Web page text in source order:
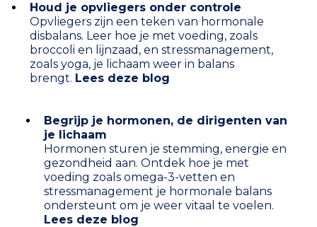
Houd je opvliegers onder controle
Opvliegers zijn een teken van hormonale
disbalans. Leer hoe je met voeding, zoals
broccoli en lijnzaad, en stressmanagement,
zoals yoga, je lichaam weer in balans
brengt. Lees deze blog
Begrijp je hormonen, de dirigenten van
je lichaam
Hormonen sturen je stemming, energie en
gezondheid aan. Ontdek hoe je met
voeding zoals omega-3-vetten en
stressmanagement je hormonale balans
ondersteunt om je weer vitaal te voelen.
Lees deze blog